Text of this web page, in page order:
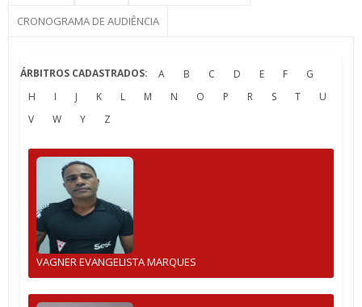
CRONOGRAMA DE AUDIÊNCIA
ÁRBITROS CADASTRADOS: A B C D E F
G
H
I J K L M N O P R S T
U
V
W Y Z
VAGNER EVANGELISTA MARQUES